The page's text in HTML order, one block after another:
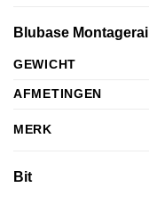
Blubase Montagerail
GEWICHT
AFMETINGEN
MERK
Bit